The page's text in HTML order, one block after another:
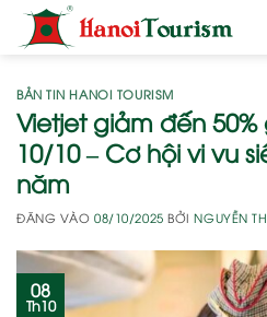
qua
dungBẢN TIN HANOI TOURISM
Vietjet giảm đến
10/10 – Cơ hội vi vu
năm
ĐĂNG VÀO08/10/2025 BỞINGUYỄN
08
Th10